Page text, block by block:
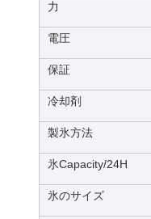
力
電圧
保証
冷却剤
製氷方法
氷Capacity/24H
氷のサイズ